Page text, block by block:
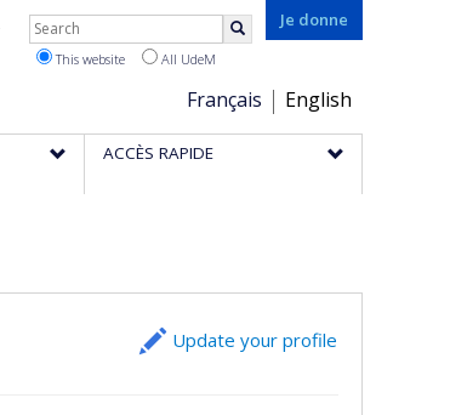
Je donne
Choix
de
la
Français English
Rechercher
This website All UdeM
ACCÈS RAPIDE
Update your profile